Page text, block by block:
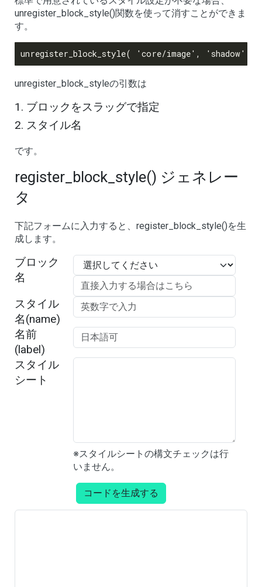
unregister_block_style()関数を使って消すことができま
す。
unregister_block_styleの引数は
ブロックをスラッグで指定
スタイル名
です。
register_block_style() ジェネレー
タ
下記フォームに入力すると、register_block_style()を生
成します。
ブロック
名
スタイル
名(name)
名前
(label)
スタイル
シート
※スタイルシートの構文チェックは行
いません。